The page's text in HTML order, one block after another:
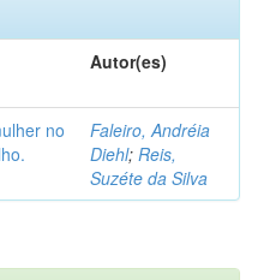
Autor(es)
no
Faleiro, Andréia
Diehl; Reis,
Suzéte da Silva